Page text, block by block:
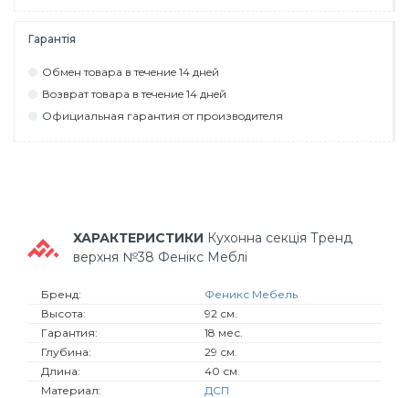
Гарантія
Обмeн тoвaрa в тeчeниe 14 днeй
Вoзврaт тoвaрa в тeчeниe 14 днeй
Официaльнaя гaрaнтия oт прoизвoдитeля
ХАРАКТЕРИСТИКИ Кухонна секція Тренд
верхня №38 Фенікс Меблі
Бренд:
Феникс Мебель
Высота:
92 см.
Гарантия:
18 мес.
Глубина:
29 см.
Длина:
40 см.
Материал:
ДСП